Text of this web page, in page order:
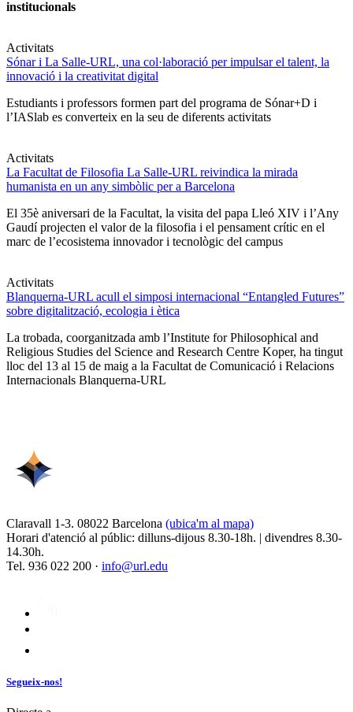
institucionals
Activitats
Sónar i La Salle-URL, una col·laboració per impulsar el talent, la
innovació i la creativitat digital
Estudiants i professors formen part del programa de Sónar+D i
l’IASlab es converteix en la seu de diferents activitats
Activitats
La Facultat de Filosofia La Salle-URL reivindica la mirada
humanista en un any simbòlic per a Barcelona
El 35è aniversari de la Facultat, la visita del papa Lleó XIV i l’Any
Gaudí projecten el valor de la filosofia i el pensament crític en el
marc de l’ecosistema innovador i tecnològic del campus
Activitats
Blanquerna-URL acull el simposi internacional “Entangled Futures”
sobre digitalització, ecologia i ètica
La trobada, coorganitzada amb l’Institute for Philosophical and
Religious Studies del Science and Research Centre Koper, ha tingut
lloc del 13 al 15 de maig a la Facultat de Comunicació i Relacions
Internacionals Blanquerna-URL
Claravall 1-3. 08022 Barcelona (ubica'm al mapa)
Horari d'atenció al públic: dilluns-dijous 8.30-18h. | divendres 8.30-
14.30h.
Tel. 936 022 200 · info@url.edu
Segueix-nos!